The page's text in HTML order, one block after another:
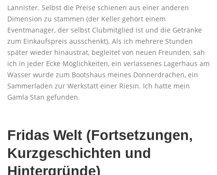
Lannister. Selbst die Preise schienen aus einer anderen
Dimension zu stammen (der Keller gehört einem
Eventmanager, der selbst Clubmitglied ist und die Getränke
zum Einkaufspreis ausschenkt). Als ich mehrere Stunden
später wieder hinaustrat, begleitet von neuen Freunden, sah
ich in jeder Ecke Möglichkeiten, ein verlassenes Lagerhaus am
Wasser wurde zum Bootshaus meines Donnerdrachen, ein
Sammerladen zur Werkstatt einer Riesin. Ich hatte mein
Gamla Stan gefunden.
Fridas Welt (Fortsetzungen,
Kurzgeschichten und
Hintergründe)